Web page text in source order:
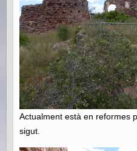
Actualment està en reformes
sigut.